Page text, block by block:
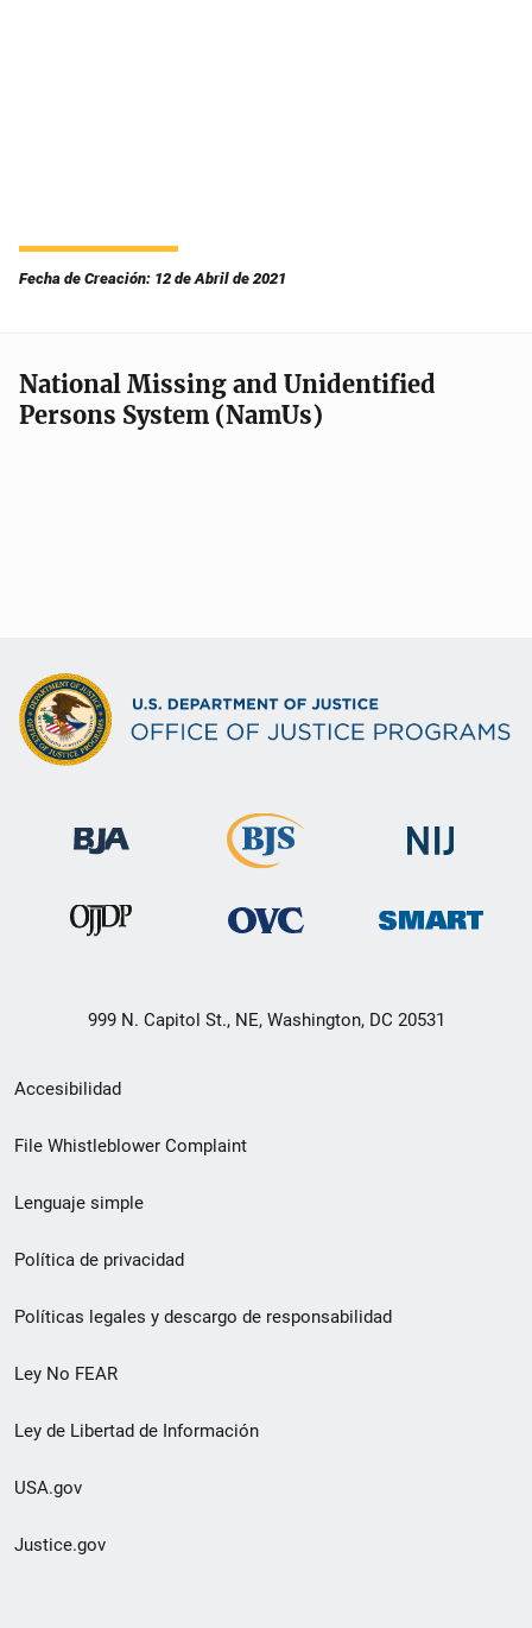
Fecha de Creación: 12 de Abril de 2021
National Missing and Unidentified
Persons System (NamUs)
999 N. Capitol St., NE, Washington, DC 20531
Menú
de
de
pie
de
página
Accesibilidad
File Whistleblower Complaint
Lenguaje simple
Política de privacidad
Políticas legales y descargo de responsabilidad
Ley No FEAR
Ley de Libertad de Información
USA.gov
Justice.gov